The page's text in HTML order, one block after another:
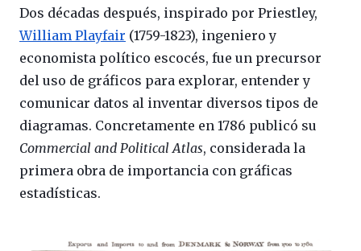
Dos décadas después, inspirado por Priestley,
William Playfair (1759-1823), ingeniero y
economista político escocés, fue un precursor
del uso de gráficos para explorar, entender y
comunicar datos al inventar diversos tipos de
diagramas. Concretamente en 1786 publicó su
Commercial and Political Atlas, considerada la
primera obra de importancia con gráficas
estadísticas.